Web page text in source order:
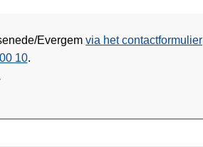
Evergem via het contactformulier
10.